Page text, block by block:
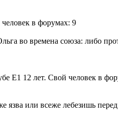
во времена союза: либо
язва или всеже лебезишь